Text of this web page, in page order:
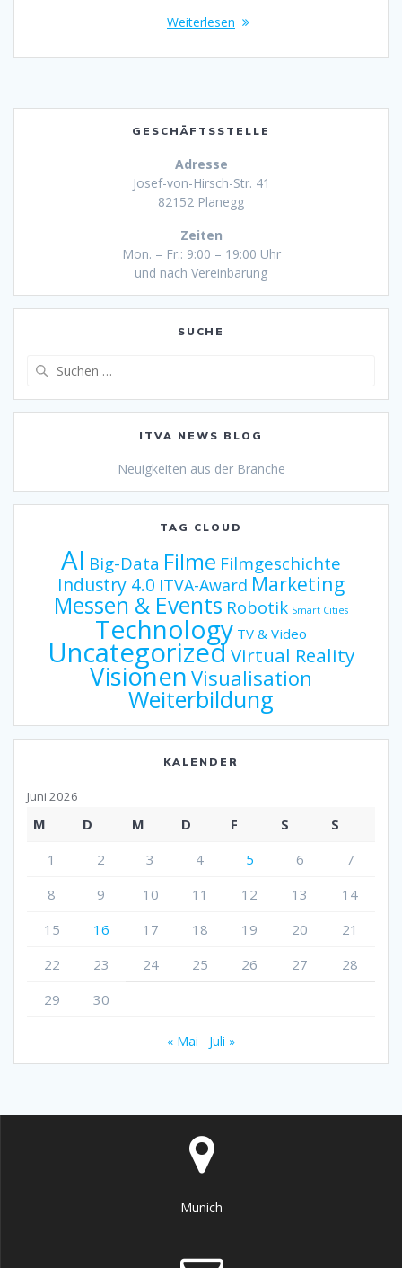
Weiterlesen
GESCHÄFTSSTELLE
Adresse
Josef-von-Hirsch-Str. 41
82152 Planegg
Zeiten
Mon. – Fr.: 9:00 – 19:00 Uhr
und nach Vereinbarung
SUCHE
ITVA NEWS BLOG
Neuigkeiten aus der Branche
TAG CLOUD
AI Big-Data Filme Filmgeschichte
Industry 4.0 ITVA-Award Marketing
Messen & Events Robotik Smart Cities
Technology TV & Video
UncategorizedVirtual Reality
Visionen Visualisation
Weiterbildung
KALENDER
Juni 2026
M D M D F S
S
1
2 3 4 5 6
7
8
9 10 11 12 13
14
15
16 17 18 19 20
21
22
23 24 25 26 27
28
29
30
« Mai Juli »
Munich